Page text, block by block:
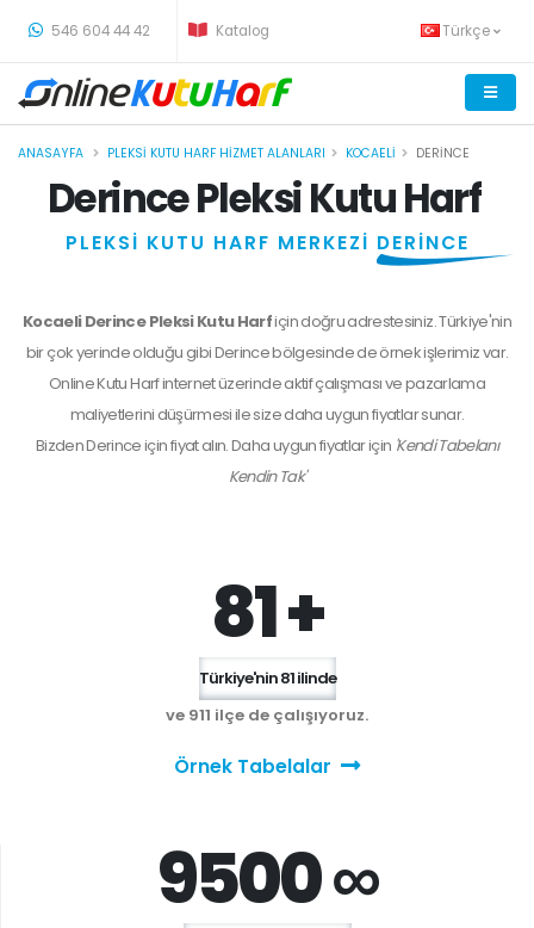
546 604 44 42 Katalog Türkçe
ANASAYFA PLEKSI KUTU HARF HIZMET ALANLARI KOCAELI DERINCE
Derince Pleksi Kutu Harf
PLEKSİ KUTU HARF MERKEZİ DERİNCE
Kocaeli Derince Pleksi Kutu Harfiçin doğru adrestesiniz. Türkiye'nin
bir çok yerinde olduğu gibi Derince bölgesinde de örnek işlerimiz var.
Online Kutu Harf internet üzerinde aktif çalışması ve pazarlama
maliyetlerini düşürmesi ile size daha uygun fiyatlar sunar.
BizdenDerinceiçin fiyat alın. Daha uygun fiyatlar için 'Kendi Tabelanı
Kendin Tak'
81 +
Türkiye'nin 81 ilinde
ve 911 ilçe de çalışıyoruz.
Örnek Tabelalar
9500 ∞